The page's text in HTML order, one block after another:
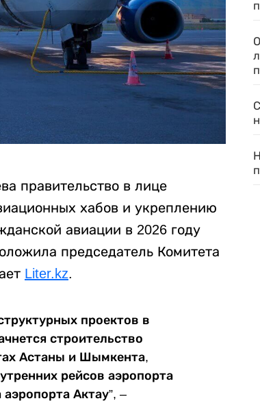
правительство в лице
хабов и укреплению
авиации в 2026 году
председатель Комитета
Liter.kz.
проектов в
строительство
Астаны и Шымкента,
рейсов аэропорта
Актау”, –